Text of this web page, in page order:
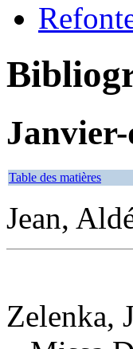
Janvier-
Table des matières
Jean,
Zelenka,